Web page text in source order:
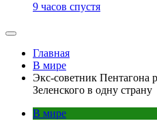
9 часов спустя
Главная
В мире
Экс-советник Пентагона
Зеленского в одну страну
В мире